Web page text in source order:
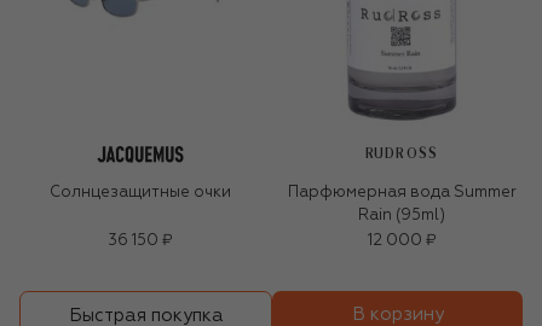
Солнцезащитные очки
36 150 ₽
RUDROSS
Парфюмерная вода Summer
Rain (95ml)
12 000 ₽
Быстрая покупка В корзину